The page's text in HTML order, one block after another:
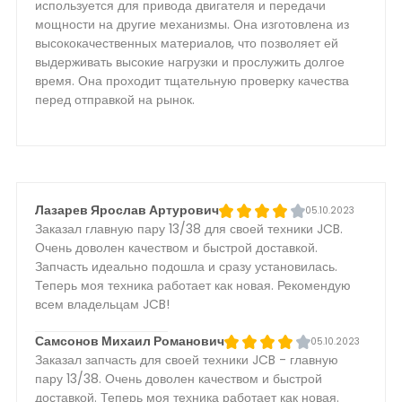
используется для привода двигателя и передачи
мощности на другие механизмы. Она изготовлена из
высококачественных материалов, что позволяет ей
выдерживать высокие нагрузки и прослужить долгое
время. Она проходит тщательную проверку качества
перед отправкой на рынок.
Лазарев Ярослав Артурович 05.10.2023
Заказал главную пару 13/38 для своей техники JCB.
Очень доволен качеством и быстрой доставкой.
Запчасть идеально подошла и сразу установилась.
Теперь моя техника работает как новая. Рекомендую
всем владельцам JCB!
Самсонов Михаил Романович 05.10.2023
Заказал запчасть для своей техники JCB - главную
пару 13/38. Очень доволен качеством и быстрой
доставкой. Теперь моя техника работает как новая.